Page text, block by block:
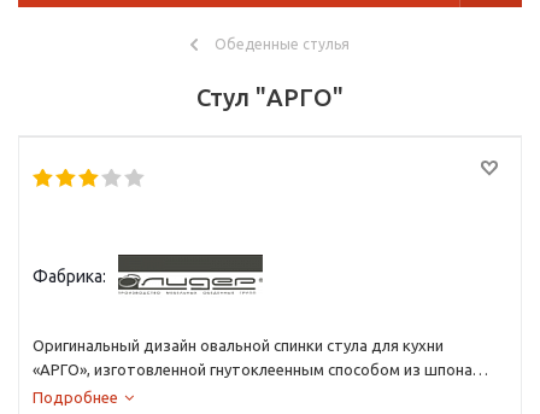
Обеденные стулья
Стул "АРГО"
Фабрика:
Оригинальный дизайн овальной спинки стула для кухни
«АРГО», изготовленной гнутоклеенным способом из шпона
бука, является «изюминкой» модели.
Подробнее